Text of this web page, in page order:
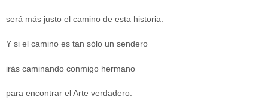
será más justo el camino de esta historia.
Y si el camino es tan sólo un sendero
irás caminando conmigo hermano
para encontrar el Arte verdadero.